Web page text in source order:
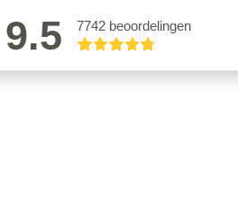
9.5 7742 beoordelingen